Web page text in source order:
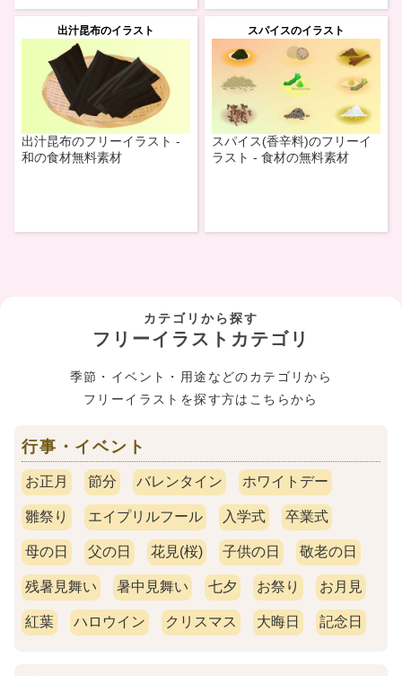
出汁昆布のイラスト
出汁昆布のフリーイラスト -
和の食材無料素材
スパイスのイラスト
スパイス(香辛料)のフリーイ
ラスト - 食材の無料素材
カテゴリから探す
フリーイラストカテゴリ
季節・イベント・用途などのカテゴリから
フリーイラストを探す方はこちらから
行事・イベント
お正月 節分 バレンタイン ホワイトデー
雛祭り エイプリルフール 入学式 卒業式
母の日 父の日 花見(桜) 子供の日 敬老の日
残暑見舞い 暑中見舞い 七夕 お祭り お月見
紅葉 ハロウイン クリスマス 大晦日 記念日